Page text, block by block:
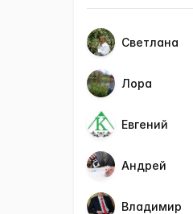
Светлана
Лора
Евгений
Андрей
Владимир